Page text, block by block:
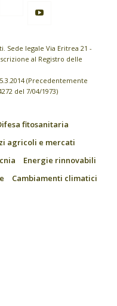
Sede legale Via Eritrea 21 -
al Registro delle
(Precedentemente
del 7/04/1973)
fitosanitaria
agricoli e mercati
Energie rinnovabili
Cambiamenti climatici